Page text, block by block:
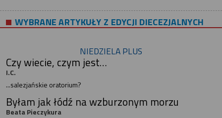
WYBRANE ARTYKUŁY Z EDYCJI DIECEZJALNYCH
NIEDZIELA PLUS
Czy wiecie, czym jest…
I.C.
...salezjańskie oratorium?
Byłam jak łódź na wzburzonym morzu
Beata Pieczykura